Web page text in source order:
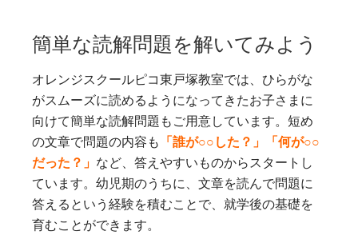
簡単な読解問題を解いてみよう
オレンジスクールピコ東戸塚教室では、ひらがな
がスムーズに読めるようになってきたお子さまに
向けて簡単な読解問題もご用意しています。短め
の文章で問題の内容も 「誰が○○した？」「何が○○
だった？」 など、答えやすいものからスタートし
ています。幼児期のうちに、文章を読んで問題に
答えるという経験を積むことで、就学後の基礎を
育むことができます。